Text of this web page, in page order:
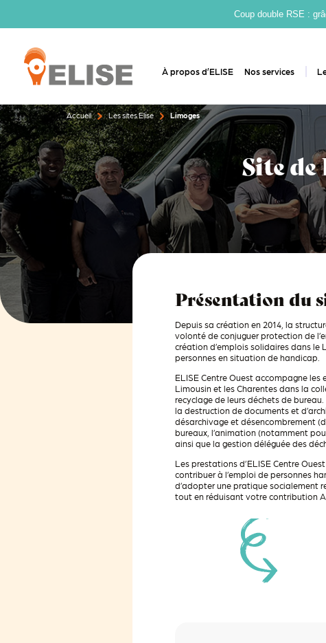
Coup double RSE :
À propos d’ELISE Nos services
Accueil Les sites Elise Limoges
Site
Présentation du
Depuis sa création en 2014, la
volonté de conjuguer protection de
création d’emplois solidaires dans le
personnes en situation de handicap.
ELISE Centre Ouest accompagne les
Limousin et les Charentes dans la
recyclage de leurs déchets de bureau
la destruction de documents et
désarchivageet désencombrement
bureaux, l’animation (notamment
ainsi que la gestion déléguée des
Les prestations d’ELISE Centre
contribuer à l’emploi de personnes
d’adopter une pratique socialement
tout en réduisant votre contribution